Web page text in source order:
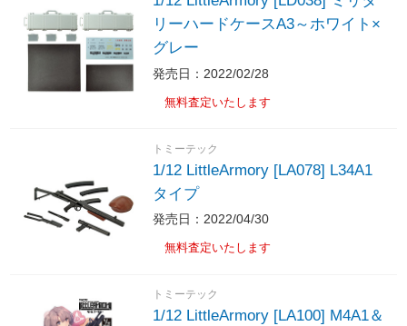
リーハードケースA3～ホワイト×
グレー
発売日：2022/02/28
無料査定いたします
トミーテック
1/12 LittleArmory [LA078] L34A1
タイプ
発売日：2022/04/30
無料査定いたします
トミーテック
1/12 LittleArmory [LA100] M4A1＆